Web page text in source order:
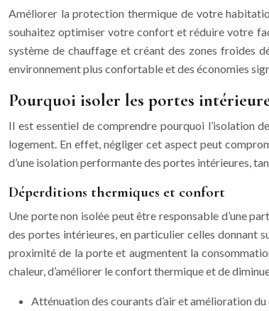
Améliorer la protection thermique de votre
souhaitez optimiser votre confort et réduire votre
système de chauffage et créant des zones froides
environnement plus confortable et des économies
Pourquoi isoler les portes
Il est essentiel de comprendre pourquoi l’isolation
logement. En effet, négliger cet aspect peut
d’une isolation performante des portes intérieures,
Déperditions thermiques et confort
Une porte non isolée peut être responsable d’une
des portes intérieures, en particulier celles donnant
proximité de la porte et augmentent la
chaleur, d’améliorer le confort thermique et de
Atténuation des courants d’air et amélioration